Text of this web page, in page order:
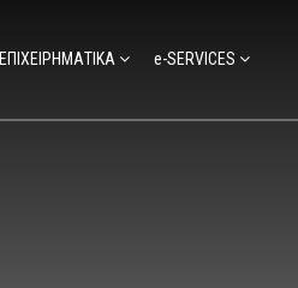
ΕΠΙΧΕΙΡΗΜΑΤΙΚΑ e-SERVICES